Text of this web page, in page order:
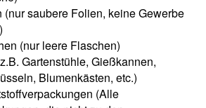
(nur saubere Folien, keine Gewerbe
(nur leere Flaschen)
Gartenstühle, Gießkannen,
Blumenkästen, etc.)
(Alle